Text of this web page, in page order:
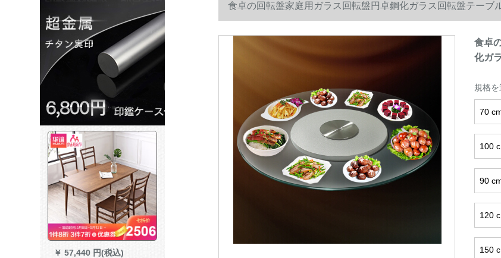
￥ 57,440 円(税込)
食卓の回転盤家庭用ガラス回転盤円卓鋼化ガラス回転盤テー
mm
食卓
化ガ
規格を
70
100
90
120
150